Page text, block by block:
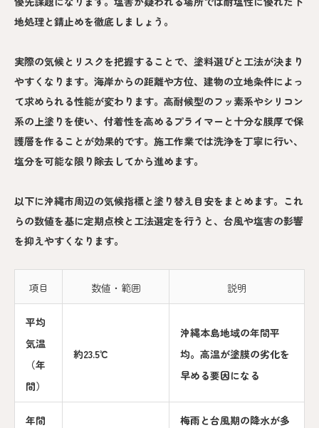
地処理と錆止めを徹底しましょう。
実際の気候とリスクを把握することで、塗料選びと工法が決まり
やすくなります。海岸からの距離や方位、建物の立地条件によっ
て求められる性能が変わります。高耐候型のフッ素系やシリコン
系の上塗りを使い、付着性を高めるプライマーと十分な膜厚で保
護層を作ることが効果的です。施工作業では洗浄を丁寧に行い、
塩分を可能な限り除去してから進めます。
以下に沖縄市周辺の気候指標と塗り替え目安をまとめます。これ
らの数値を基に定期点検と工法選定を行うと、台風や塩害の影響
を抑えやすくなります。
項目 数値・範囲 説明
平均
気温
（年
間）
約23.5℃
沖縄本島地域の年間平
均。高温が塗膜の劣化を
早める要因になる
年間
梅雨と台風期の降水が多